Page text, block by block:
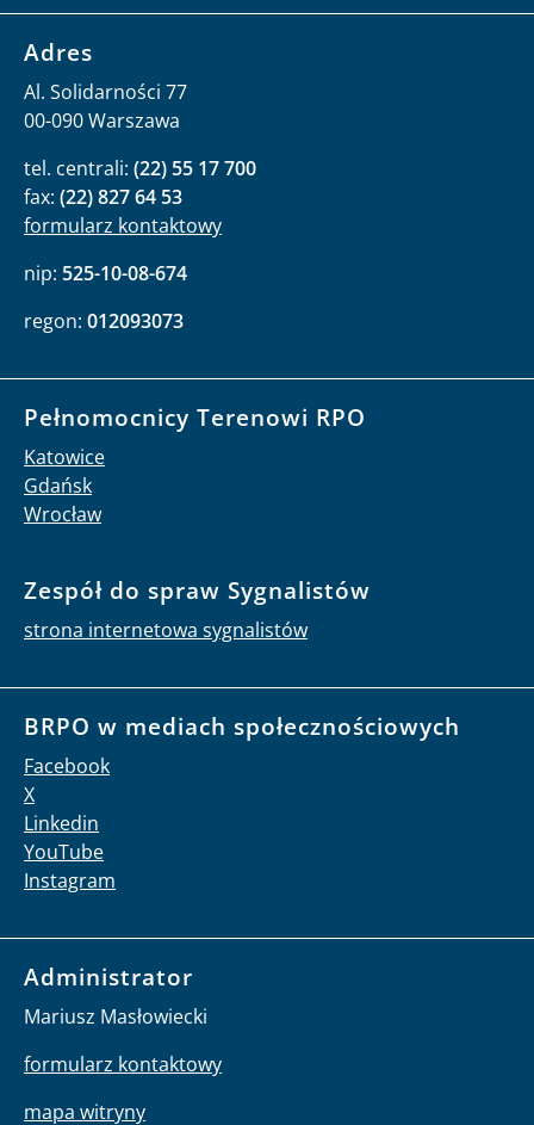
Adres
Al. Solidarności 77
00-090 Warszawa
tel. centrali: (22) 55 17 700
fax: (22) 827 64 53
formularz kontaktowy
nip: 525-10-08-674
regon: 012093073
Pełnomocnicy Terenowi RPO
Katowice
Gdańsk
Wrocław
Zespół do spraw Sygnalistów
strona internetowa sygnalistów
BRPO w mediach społecznościowych
Facebook
X
Linkedin
YouTube
Instagram
Administrator
Mariusz Masłowiecki
formularz kontaktowy
mapa witryny